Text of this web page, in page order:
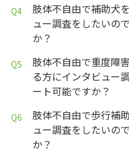
肢体不自由で補助犬
ュー調査をしたいの
か？
肢体不自由で重度障
る方にインタビュー
ート可能ですか？
肢体不自由で歩行補
ュー調査をしたいの
か？